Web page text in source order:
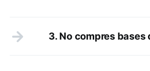
3. No compres bases